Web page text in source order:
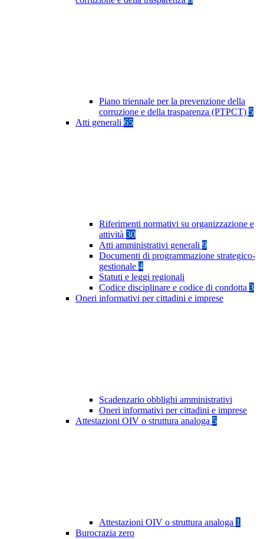
Piano triennale per la prevenzione della
corruzione e della trasparenza (PTPCT) 5
Atti generali 65
Riferimenti normativi su organizzazione e
attività 30
Atti amministrativi generali 9
Documenti di programmazione strategico-
gestionale 4
Statuti e leggi regionali
Codice disciplinare e codice di condotta 3
Oneri informativi per cittadini e imprese
Scadenzario obblighi amministrativi
Oneri informativi per cittadini e imprese
Attestazioni OIV o struttura analoga 5
Attestazioni OIV o struttura analoga 1
Burocrazia zero